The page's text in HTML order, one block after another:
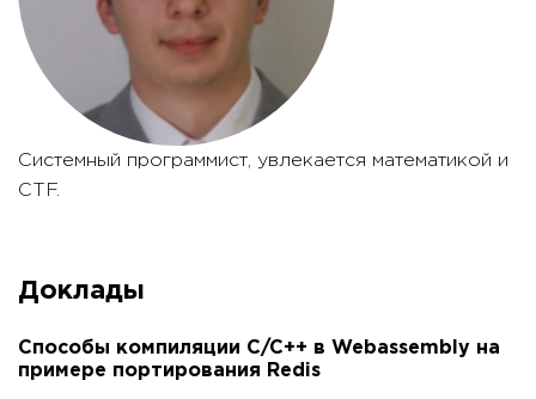
Системный программист, увлекается математикой и
CTF.
Доклады
Способы компиляции C/C++ в Webassembly на
примере портирования Redis